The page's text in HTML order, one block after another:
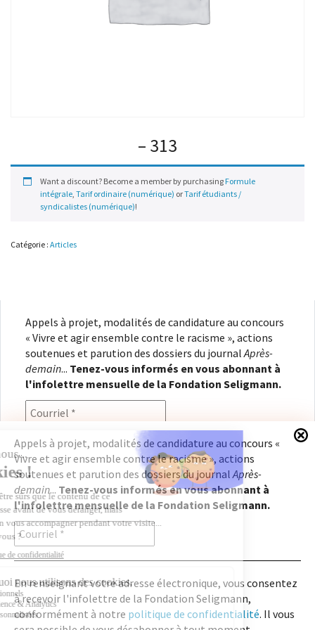
– 313
Want a discount? Become a member by purchasing Formule
intégrale, Tarif ordinaire (numérique) orTarif étudiants /
syndicalistes (numérique)!
Catégorie : Articles
Appels à projet, modalités de candidature au concours
« Vivre et agir ensemble contre le racisme », actions
soutenues et parution des dossiers du journalAprès-
demain... Tenez-vous informés en vous abonnant à
l'infolettre mensuelle de la Fondation Seligmann.
En renseignant votre adresse électronique, vous
consentez à recevoir l'infolettre de la Fondation
Seligmann, conformément à notrepolitique de
confidentialité. Il vous sera possible de vous
désabonner à tout moment.
Copyright © 2026Fondation Seligmann|Mentions légales|Crédits
Fondation Seligmann
Journal Après-demain
Appels à projet, modalités de candidature au concours «
Vivre et agir ensemble contre le racisme », actions
soutenues et parution des dossiers du journalAprès-
demain... Tenez-vous informés en vous abonnant à
l'infolettre mensuelle de la Fondation Seligmann.
En renseignant votre adresse électronique, vous consentez
à recevoir l'infolettre de la Fondation Seligmann,
conformément à notre politique de confidentialité. Il vous